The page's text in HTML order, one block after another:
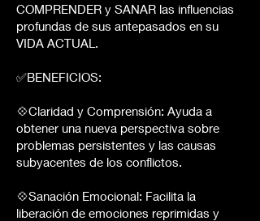
COMPRENDER y SANAR las influencias
profundas de sus antepasados en su
VIDA ACTUAL.
✅BENEFICIOS:
💠Claridad y Comprensión: Ayuda a
obtener una nueva perspectiva sobre
problemas persistentes y las causas
subyacentes de los conflictos.
💠Sanación Emocional: Facilita la
liberación de emociones reprimidas y